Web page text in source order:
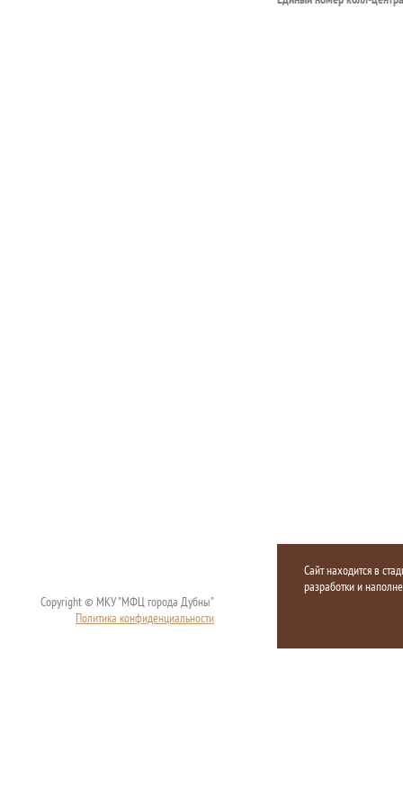
Copyright © МКУ "МФЦ города Дубны"
Политика конфиденциальности
Сайт находится в
разработки и